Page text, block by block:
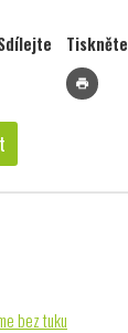
Tiskněte
print
bez tuku